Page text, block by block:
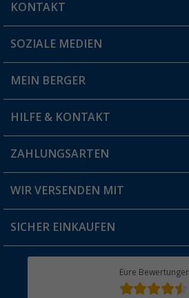
KONTAKT
Du hast eine Frage?
Filiale finden
SOZIALE MEDIEN
MEIN BERGER
Vorteilskarte
Blog
Jobs & Karriere
HILFE & KONTAKT
FAQ & Kontakt
Versandinformationen
Rücksendung
ZAHLUNGSARTEN
WIR VERSENDEN MIT
SICHER EINKAUFEN
Eure Bewertungen